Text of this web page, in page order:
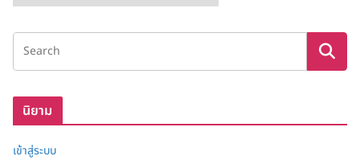
ลั
ง
ก็
นิยาม
เข้าสู่ระบบ